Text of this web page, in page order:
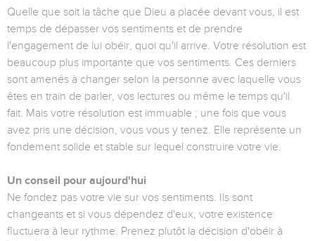
Quelle que soit la tâche que Dieu a placée devant vous, il est
temps de dépasser vos sentiments et de prendre
l'engagement de lui obéir, quoi qu'il arrive. Votre résolution est
beaucoup plus importante que vos sentiments. Ces derniers
sont amenés à changer selon la personne avec laquelle vous
êtes en train de parler, vos lectures ou même le temps qu'il
fait. Mais votre résolution est immuable ; une fois que vous
avez pris une décision, vous vous y tenez. Elle représente un
fondement solide et stable sur lequel construire votre vie.
Un conseil pour aujourd'hui
Ne fondez pas votre vie sur vos sentiments. Ils sont
changeants et si vous dépendez d'eux, votre existence
fluctuera à leur rythme. Prenez plutôt la décision d'obéir à